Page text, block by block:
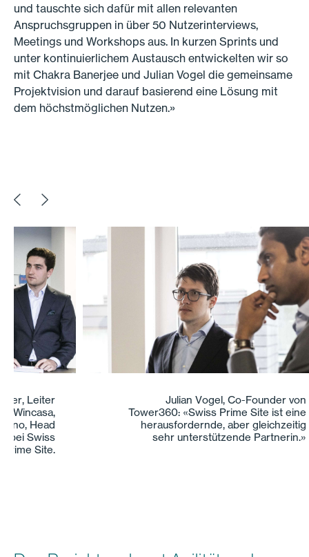
und tauschte sich dafür mit allen relevanten
Anspruchsgruppen in über 50 Nutzerinterviews,
Meetings und Workshops aus. In kurzen Sprints und
unter kontinuierlichem Austausch entwickelten wir so
mit Chakra Banerjee und Julian Vogel die gemeinsame
Projektvision und darauf basierend eine Lösung mit
dem höchstmöglichen Nutzen.»
Julian Vogel, Co-Founder von
Tower360: «Swiss Prime Site ist eine
herausfordernde, aber gleichzeitig
sehr unterstützende Partnerin.»